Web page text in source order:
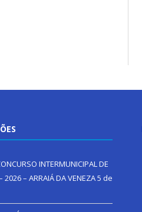
INTERMUNICIPAL DE
2026 – ARRAIÁ DA VENEZA5 de